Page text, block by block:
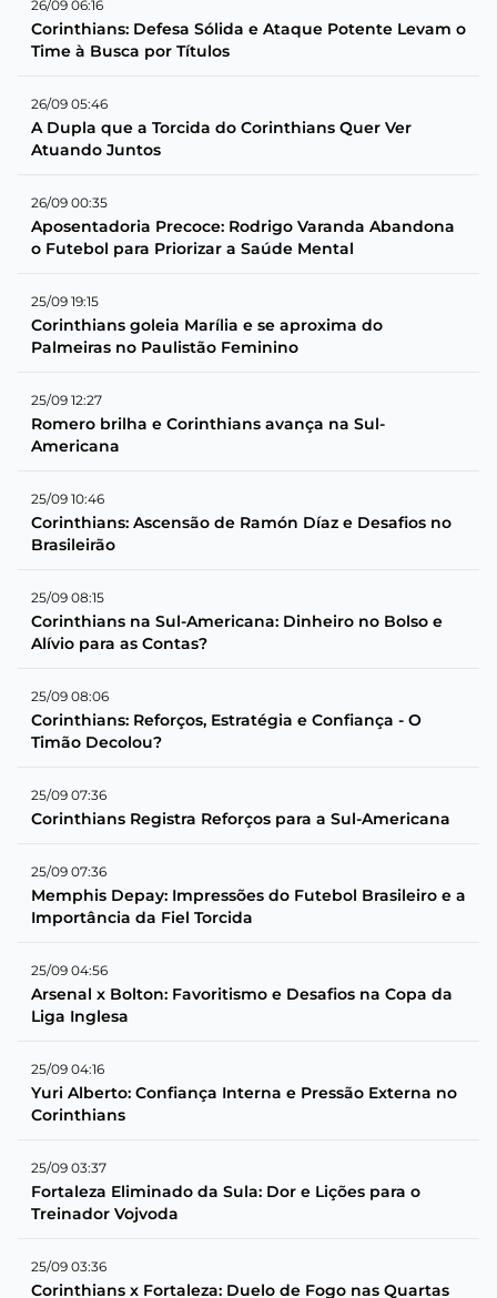
26/09 06:16
Corinthians: Defesa Sólida e Ataque Potente Levam o
Time à Busca por Títulos
26/09 05:46
A Dupla que a Torcida do Corinthians Quer Ver
Atuando Juntos
26/09 00:35
Aposentadoria Precoce: Rodrigo Varanda Abandona
o Futebol para Priorizar a Saúde Mental
25/09 19:15
Corinthians goleia Marília e se aproxima do
Palmeiras no Paulistão Feminino
25/09 12:27
Romero brilha e Corinthians avança na Sul-
Americana
25/09 10:46
Corinthians: Ascensão de Ramón Díaz e Desafios no
Brasileirão
25/09 08:15
Corinthians na Sul-Americana: Dinheiro no Bolso e
Alívio para as Contas?
25/09 08:06
Corinthians: Reforços, Estratégia e Confiança - O
Timão Decolou?
25/09 07:36
Corinthians Registra Reforços para a Sul-Americana
25/09 07:36
Memphis Depay: Impressões do Futebol Brasileiro e a
Importância da Fiel Torcida
25/09 04:56
Arsenal x Bolton: Favoritismo e Desafios na Copa da
Liga Inglesa
25/09 04:16
Yuri Alberto: Confiança Interna e Pressão Externa no
Corinthians
25/09 03:37
Fortaleza Eliminado da Sula: Dor e Lições para o
Treinador Vojvoda
25/09 03:36
Corinthians x Fortaleza: Duelo de Fogo nas Quartas